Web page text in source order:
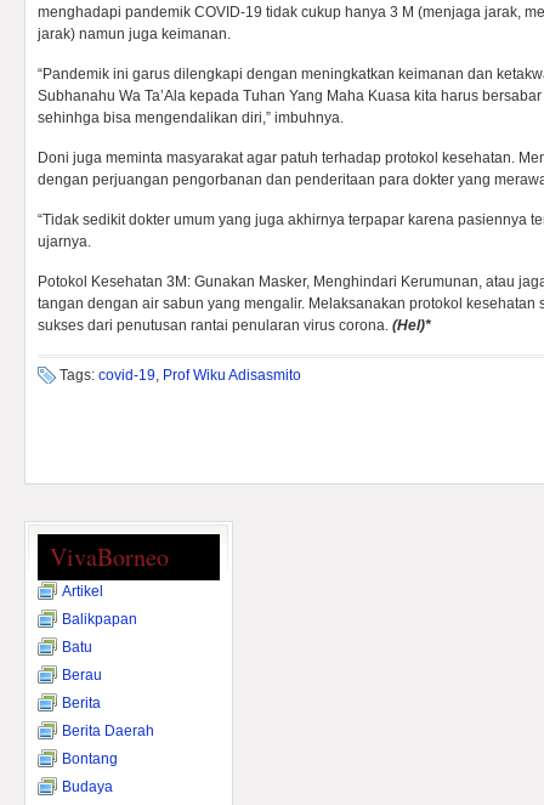
menghadapi pandemik COVID-19 tidak cukup hanya 3 M (menjaga jarak,
jarak) namun juga keimanan.
“Pandemik ini garus dilengkapi dengan meningkatkan keimanan dan
Subhanahu Wa Ta’Ala kepada Tuhan Yang Maha Kuasa kita harus
sehinhga bisa mengendalikan diri,” imbuhnya.
Doni juga meminta masyarakat agar patuh terhadap protokol kesehatan.
dengan perjuangan pengorbanan dan penderitaan para dokter yang
“Tidak sedikit dokter umum yang juga akhirnya terpapar karena pasiennya
ujarnya.
Potokol Kesehatan 3M: Gunakan Masker, Menghindari Kerumunan, atau
tangan dengan air sabun yang mengalir. Melaksanakan protokol kesehatan
sukses dari penutusan rantai penularan virus corona. (Hel)*
Tags: covid-19, Prof Wiku Adisasmito
VivaBorneo
Artikel
Balikpapan
Batu
Berau
Berita
Berita Daerah
Bontang
Budaya